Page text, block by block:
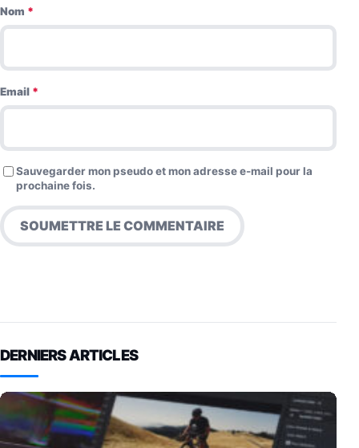
Nom *
Email *
Sauvegarder mon pseudo et mon adresse e-mail pour la
prochaine fois.
DERNIERS ARTICLES